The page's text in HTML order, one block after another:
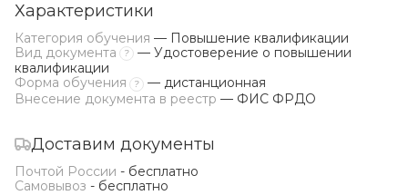
Характеристики
Категория обучения — Повышение квалификации
Вид документа
?
— Удостоверение о повышении
квалификации
Форма обучения
?
— дистанционная
Внесение документа в реестр — ФИС ФРДО
Доставим документы
Почтой России - бесплатно
Самовывоз - бесплатно